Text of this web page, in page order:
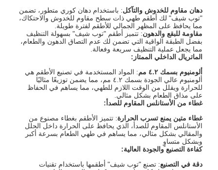
دهان مقاوم للخدوش والتآكل: باستخدام دهان كوري متطور، تضمن
"توب شيف" لك أطقم طهي ذات سطح مقاوم للخدوش والاحتكاك،
مما يحافظ على المظهر الجمالي للأطقم لفترة طويلة.
مقاومة للبقع والدهون: تتميز أطقم "توب شيف" بسهولة التنظيف
بفضل الطبقة الواقية التي تضمن لك عدم التصاق الدهون والطعام،
مما يجعل عملية التنظيف سريعة وفعالة.
الماتريال الداخلي الممتاز :
ألومنيوم بسمك ٤.٢ مم
: المواد المستخدمة في تصنيع الأطقم هي
ألومنيوم عالي الجودة بسمك ٤.٢ مم، مما يضمن توزيعًا مثاليًا
للحرارة ويقلل من الوقت اللازم للطهي، مما يساهم في الحفاظ
على مذاق الطعام بشكل مثالي.
غطاء من الأستانلس المقاوم للصدأ :
غطاء متين يمنع تسرب الحرارة: تتميز الأطقم بغطاء مصنوع من
الأستانلس المقاوم للصدأ، الذي يحافظ على الحرارة داخل الحلل
والمقالي بشكل مثالي، مما يساهم في طهي الطعام بسرعة أكبر
وبشكل متساوٍ
كفاءة التصنيع والجودة العالية:
دقة في التصنيع: تصنع "توب شيف" أطقمها باستخدام تقنيات